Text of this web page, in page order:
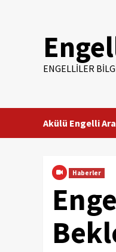
ENGELLILER
Akülü Engelli
Haberler